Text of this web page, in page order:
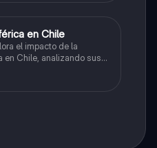
en Chile
el impacto de la
en Chile, analizando sus
ambiente, así como las
estructurales.